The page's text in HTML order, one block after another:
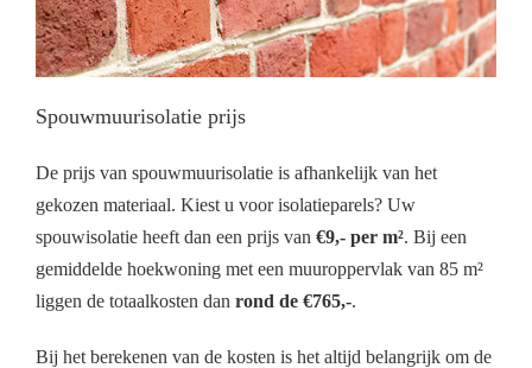
Spouwmuurisolatie prijs
De prijs van spouwmuurisolatie is afhankelijk van het
gekozen materiaal. Kiest u voor isolatieparels? Uw
spouwisolatie heeft dan een prijs van €9,- per m². Bij een
gemiddelde hoekwoning met een muuroppervlak van 85 m²
liggen de totaalkosten dan rond de €765,-.
Bij het berekenen van de kosten is het altijd belangrijk om de